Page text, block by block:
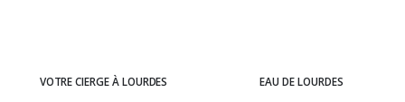
VOTRE CIERGE À LOURDES EAU DE LOURDES